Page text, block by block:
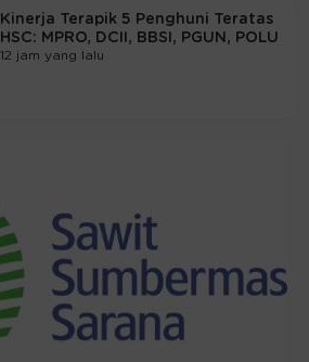
Kinerja Terapik 5 Penghuni Teratas
HSC: MPRO, DCII, BBSI, PGUN, POLU
12 jam yang lalu